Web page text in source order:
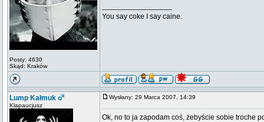
Posty: 4630
Skąd: Kraków
You say coke I say caine.
Lump Kałmuk
Klapaucjusz
Wysłany: 29 Marca 2007, 14:39
Ok, no to ja zapodam coś, żebyście sobie troche